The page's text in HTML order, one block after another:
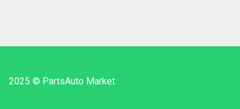
2025 © PartsAuto Market